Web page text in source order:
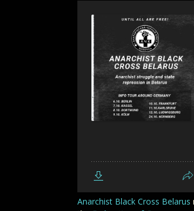
Anarchist Black Cross Belarus